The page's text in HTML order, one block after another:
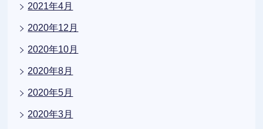
2021年4月
2020年12月
2020年10月
2020年8月
2020年5月
2020年3月